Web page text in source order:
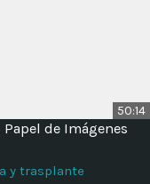
50:14
de Imágenes
y trasplante